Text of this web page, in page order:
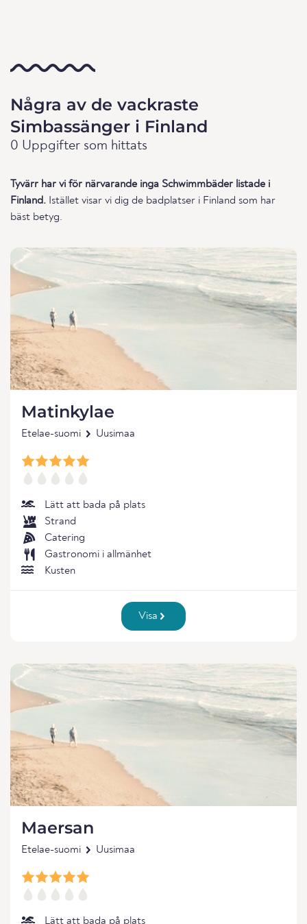
Några av de vackraste
Simbassänger i Finland
0 Uppgifter som hittats
Tyvärr har vi för närvarande inga Schwimmbäder listade i
Finland. Istället visar vi dig de badplatser i Finland som har
bäst betyg.
Matinkylae
Etelae-suomi Uusimaa
Lätt att bada på plats
Strand
Catering
Gastronomi i allmänhet
Kusten
Visa
Maersan
Etelae-suomi Uusimaa
Lätt att bada på plats